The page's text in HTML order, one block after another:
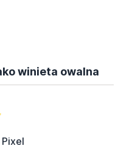
winieta owalna